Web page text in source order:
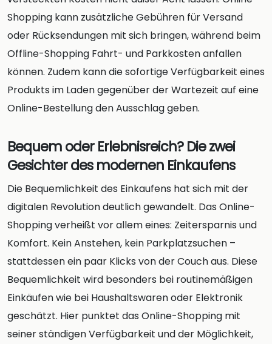
Shopping kann zusätzliche Gebühren für Versand
oder Rücksendungen mit sich bringen, während beim
Offline-Shopping Fahrt- und Parkkosten anfallen
können. Zudem kann die sofortige Verfügbarkeit eines
Produkts im Laden gegenüber der Wartezeit auf eine
Online-Bestellung den Ausschlag geben.
Bequem oder Erlebnisreich? Die zwei
Gesichter des modernen Einkaufens
Die Bequemlichkeit des Einkaufens hat sich mit der
digitalen Revolution deutlich gewandelt. Das Online-
Shopping verheißt vor allem eines: Zeitersparnis und
Komfort. Kein Anstehen, kein Parkplatzsuchen –
stattdessen ein paar Klicks von der Couch aus. Diese
Bequemlichkeit wird besonders bei routinemäßigen
Einkäufen wie bei Haushaltswaren oder Elektronik
geschätzt. Hier punktet das Online-Shopping mit
seiner ständigen Verfügbarkeit und der Möglichkeit,